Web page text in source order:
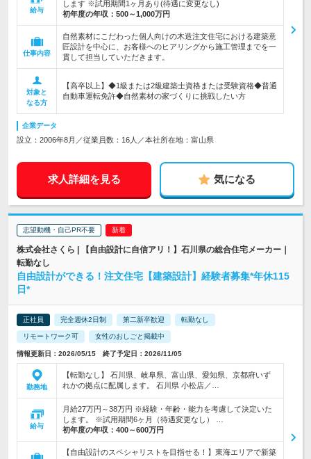
給与
します ※試用期間1ヶ月あり(待遇に変更なし)
初年度の年収： 500～1,000万円
仕事内容
自然素材にこだわった個人向けの木造注文住宅における建築意
匠設計を中心に、お客様へのヒアリングから施工管理までを一
貫して担当していただきます。
対象と
なる方
【高卒以上】◆1級または2級建築士資格または受験資格◆普通
自動車運転免許◆自然素材の家づくりに挑戦したい方
企業データ
設立：2006年8月／従業員数：16人／本社所在地：富山県
求人詳細を見る 気になる
志望動機・自己PR不要
株式会社さくら | 【自由設計に自信アリ！】石川県の総合住宅メーカー｜
転勤なし
自由設計ができる！注文住宅【建築設計】経験者募集*年休115
日*
正社員 完全週休2日制 第二新卒歓迎 転勤なし
リモートワーク可 女性のおしごと掲載中
情報更新日：2026/05/15 終了予定日：2026/11/05
勤務地
【転勤なし】 石川県、岐阜県、富山県、愛知県、京都府いず
れかの拠点に配属します。 石川県 小松店／…
給与
月給27万円～38万円 ※経験・年齢・能力を考慮して決定いた
します。 ※試用期間6ヶ月（待遇変更なし） …
初年度の年収： 400～600万円
【自由設計のスペシャリストを目指せる！】東海エリアで新築